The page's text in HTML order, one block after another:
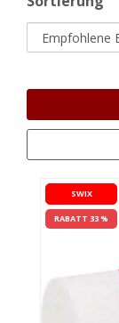
SWIX
RABATT 33 %